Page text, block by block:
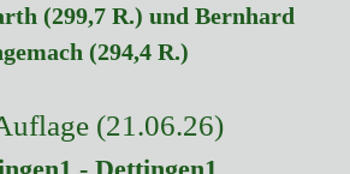
1(89,5)
Ev. Kirchengemeinde 2
Raiffeisenbank Teck
(299,7 R.) und Bernhard
(294,4 R.)
(21.06.26)